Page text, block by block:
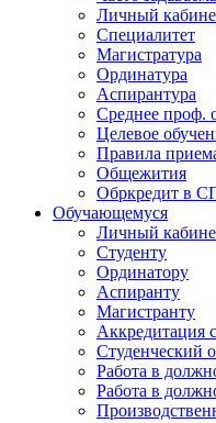
Личный
Специалитет
Магистратура
Ординатура
Аспирантура
Среднее проф.
Целевое
Правила
Общежития
Обркредит в
Обучающемуся
Личный
Студенту
Ординатору
Аспиранту
Магистранту
Аккредитация
Студенческий
Работа в
Работа в